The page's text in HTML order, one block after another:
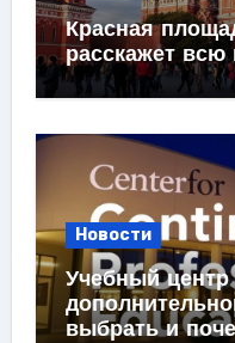
Красная
расскажет
Новости
Учебный
выбрать и